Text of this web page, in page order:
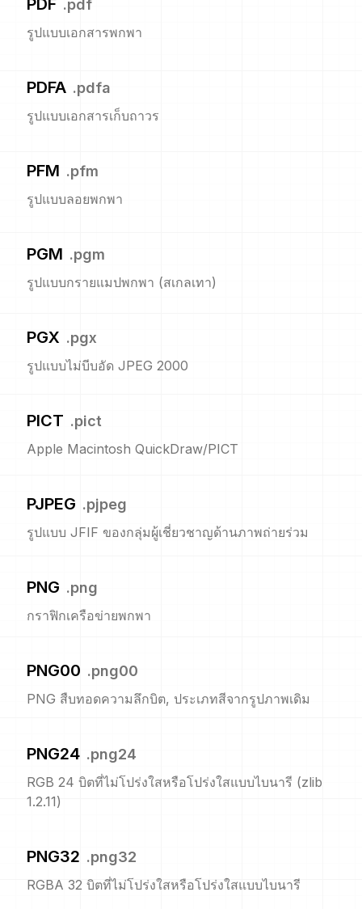
PDF .pdf
รูปแบบเอกสารพกพา
PDFA .pdfa
รูปแบบเอกสารเก็บถาวร
PFM .pfm
รูปแบบลอยพกพา
PGM .pgm
รูปแบบกรายแมปพกพา (สเกลเทา)
PGX .pgx
รูปแบบไม่บีบอัด JPEG 2000
PICT .pict
Apple Macintosh QuickDraw/PICT
PJPEG .pjpeg
รูปแบบ JFIF ของกลุ่มผู้เชี่ยวชาญด้านภาพถ่ายร่วม
PNG .png
กราฟิกเครือข่ายพกพา
PNG00 .png00
PNG สืบทอดความลึกบิต, ประเภทสีจากรูปภาพเดิม
PNG24 .png24
RGB 24 บิตที่ไม่โปร่งใสหรือโปร่งใสแบบไบนารี (zlib
1.2.11)
PNG32 .png32
RGBA 32 บิตที่ไม่โปร่งใสหรือโปร่งใสแบบไบนารี